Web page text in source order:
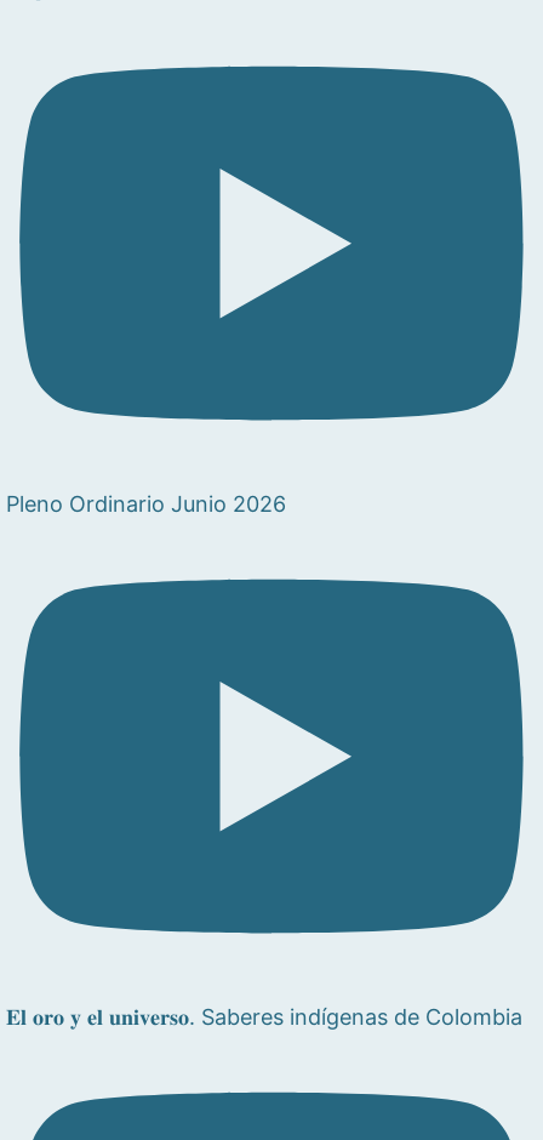
Pleno Ordinario Junio 2026
𝐄𝐥 𝐨𝐫𝐨 𝐲 𝐞𝐥 𝐮𝐧𝐢𝐯𝐞𝐫𝐬𝐨. Saberes indígenas de Colombia